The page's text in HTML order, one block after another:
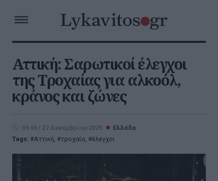
Αττική: Σαρωτικοί έλεγχοι
της Τροχαίας για αλκοόλ,
κράνος και ζώνες
09:06 | 27 Δεκεμβρίου 2025
Ελλάδα
Tags:
Αττική, τροχαία, έλεγχοι